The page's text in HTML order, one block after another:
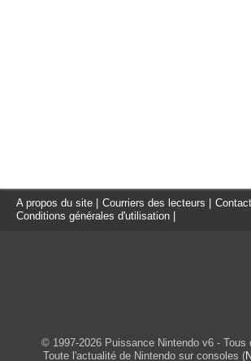
A propos du site Courriers des lecteurs Contact
Conditions générales d'utilisation
© 1997-2026 Puissance Nintendo v6 - Tous
Toute l'actualité de Nintendo sur consoles (